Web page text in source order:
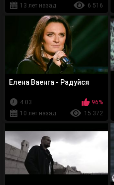
13 лет назад
6 516
Елена Ваенга - Радуйся
4:03
96%
10 лет назад
15 372